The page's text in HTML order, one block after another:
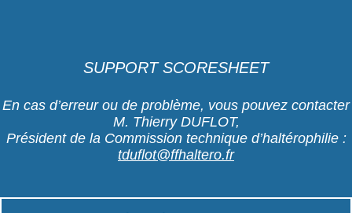
SUPPORT SCORESHEET
En cas d’erreur ou de problème, vous pouvez contacter
M. Thierry DUFLOT,
Président de la Commission technique d’haltérophilie :
tduflot@ffhaltero.fr